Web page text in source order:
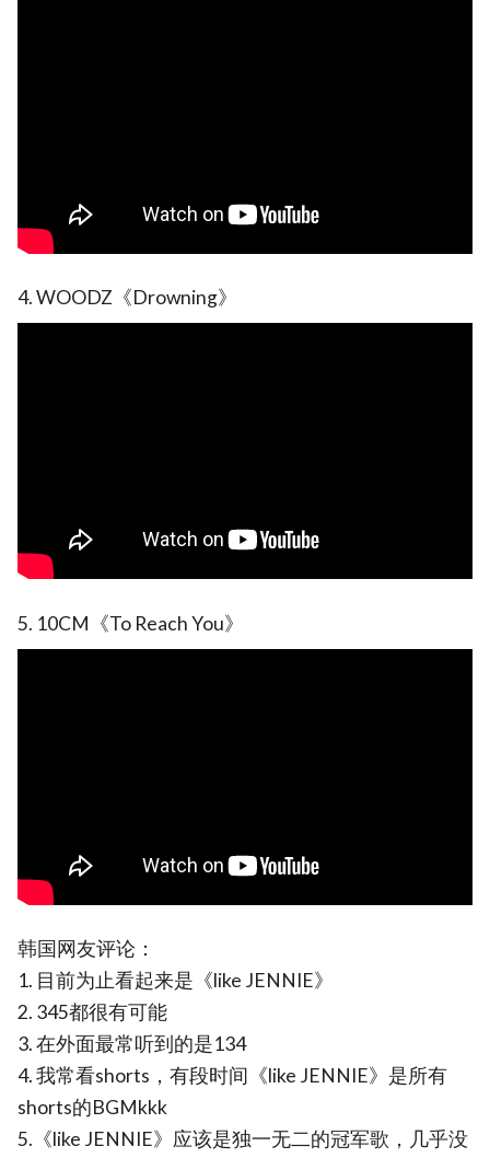
4. WOODZ《Drowning》
5. 10CM《To Reach You》
韩国网友评论：
1. 目前为止看起来是《like JENNIE》
2. 345都很有可能
3. 在外面最常听到的是134
4. 我常看shorts，有段时间《like JENNIE》是所有
shorts的BGMkkk
5.《like JENNIE》应该是独一无二的冠军歌，几乎没